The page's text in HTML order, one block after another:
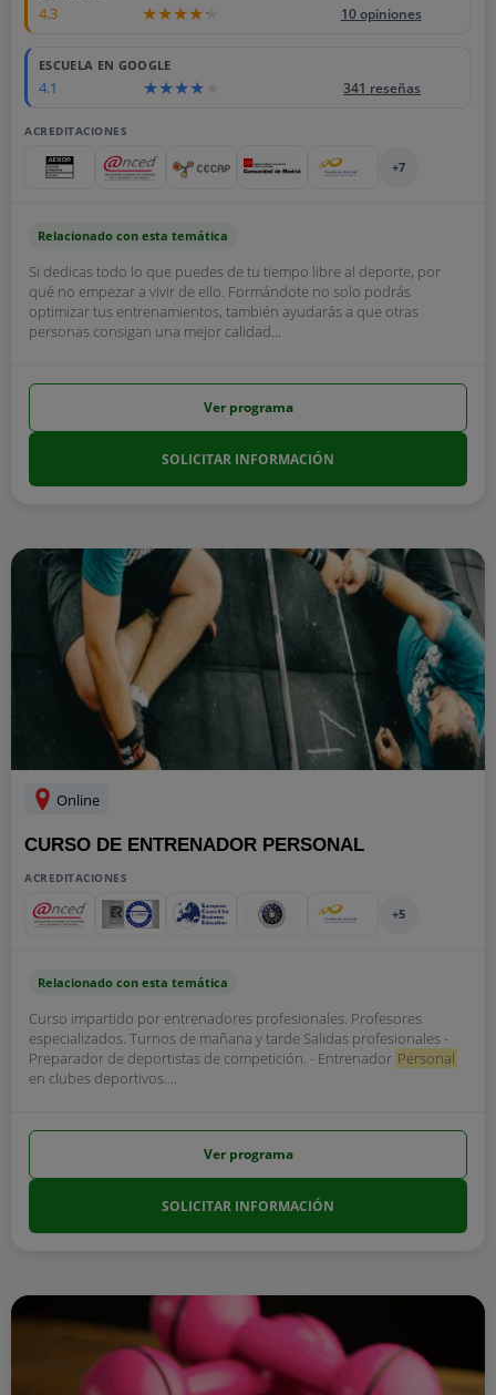
4.3 10 opiniones
ESCUELA EN GOOGLE
4.1 341 reseñas
ACREDITACIONES
+7
Relacionado con esta temática
Si dedicas todo lo que puedes de tu tiempo libre al deporte, por
qué no empezar a vivir de ello. Formándote no solo podrás
optimizar tus entrenamientos, también ayudarás a que otras
personas consigan una mejor calidad...
Ver programa
SOLICITAR INFORMACIÓN
Online
CURSO DE ENTRENADOR PERSONAL
ACREDITACIONES
+5
Relacionado con esta temática
Curso impartido por entrenadores profesionales. Profesores
especializados. Turnos de mañana y tarde Salidas profesionales -
Preparador de deportistas de competición. - Entrenador Personal
en clubes deportivos....
Ver programa
SOLICITAR INFORMACIÓN